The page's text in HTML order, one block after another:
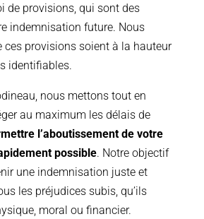
de provisions, qui sont des
indemnisation future. Nous
ces provisions soient à la hauteur
identifiables.
nous mettons tout en
au maximum les délais de
l’aboutissement de votre
possible. Notre objectif
une indemnisation juste et
les préjudices subis, qu’ils
moral ou financier.